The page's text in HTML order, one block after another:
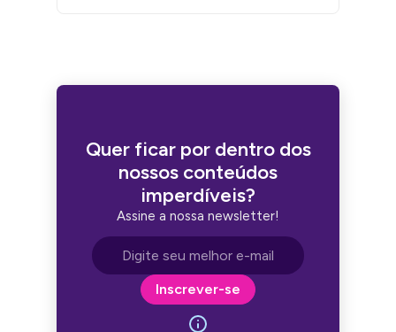
Quer ficar por dentro dos
nossos conteúdos
imperdíveis?
Assine a nossa newsletter!
Endereço de e-mail
Inscrever-se